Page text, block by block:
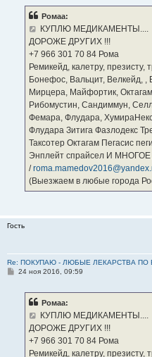
Ромаа:
КУПЛЮ МЕДИКАМЕНТЫ....
ДОРОЖЕ ДРУГИХ !!!
‪+7 966 301 70 84‬ Рома
Ремикейд, калетру,
Бонефос, Вальцит, Велкейд, ,
Мирцера, Майфортик,
Рибомустин, Сандиммун,
Фемара, Флудара,
Флудара Зитига Фазлодекс
Таксотер Октагам Пегасис
Энплейт спрайсел И
/
(Выезжаем в любые города
Гость
Re: ПОКУПАЮ - ЛЮБЫЕ ЛЕКАРСТВА ПО
С24 ноя 2016, 09:59
Ромаа:
КУПЛЮ МЕДИКАМЕНТЫ....
ДОРОЖЕ ДРУГИХ !!!
‪+7 966 301 70 84‬ Рома
Ремикейд, калетру,